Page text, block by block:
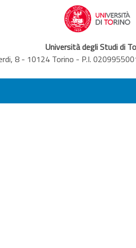
Università degli Studi di
8 - 10124 Torino - P.I.